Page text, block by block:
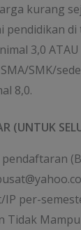
kurang
pendidikan
3,0
SMK/
8,0.
(UNTUK
IP per-
Tidak